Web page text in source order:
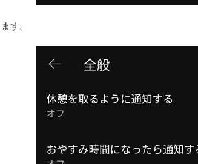
す。